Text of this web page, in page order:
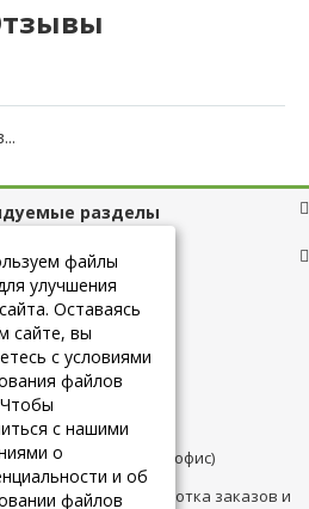
разделы
ссылки
084-10-60
,ул.Плещеева д.12 (офис)
с 10:00 до 21:00 (обработка заказов и
файлы
улучшения
Оставаясь
сайте, вы
с условиями
файлов
с нашими
о
и об
файлов